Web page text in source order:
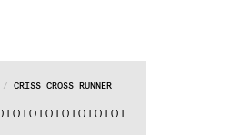
/ CRISS CROSS RUNNER
|() |() |() |() |() |() |() |(